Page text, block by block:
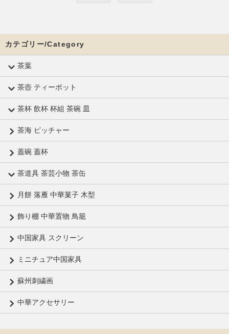
カテゴリー/Category
茶葉
茶壺 ティーポット
茶杯 飲杯 杯組 茶碗 皿
茶海 ピッチャー
蓋碗 蓋杯
茶道具 茶芸小物 茶缶
月餅 落雁 中華菓子 木型
飾り棚 中華置物 鳥籠
中国家具 スクリーン
ミニチュア中国家具
蘇州刺繍画
中華アクセサリー